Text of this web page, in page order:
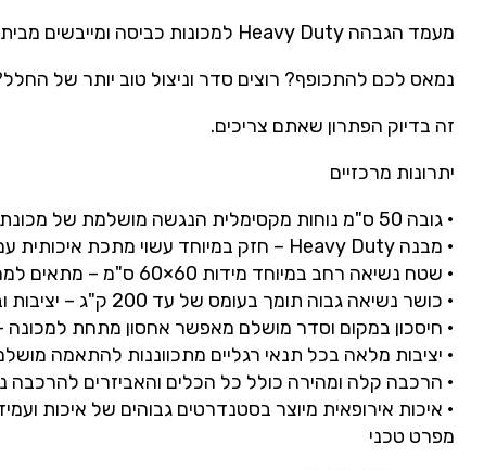
מעמד הגבהה למכונות כביסה ומייבשים מבית
נמאס לכם להתכופף? רוצים סדר וניצול טוב יותר של החלל
זה בדיוק הפתרון שאתם צריכים.
יתרונות מרכזיים
• גובה ס"מ נוחות מקסימלית הנגשה מושלמת של מכונת
• מבנה – חזק במיוחד עשוי מתכת איכותית
• שטח נשיאה רחב במיוחד מידות ס"מ – מתאים
• כושר נשיאה גבוה תומך בעומס של עד ק"ג – יציבות
• חיסכון במקום וסדר מושלם מאפשר אחסון מתחת למכונה
• יציבות מלאה בכל תנאי רגליים מתכווננות להתאמה
• הרכבה קלה ומהירה כולל כל הכלים והאביזרים להרכבה
• איכות אירופאית מיוצר בסטנדרטים גבוהים של איכות
מפרט טכני